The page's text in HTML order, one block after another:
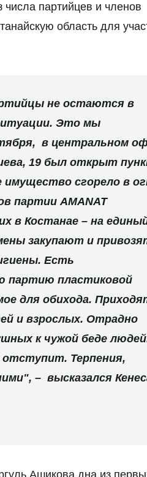
партийцев и членов
область для
не остаются в
Это мы
в центральном
19 был открыт
сгорело в
партии AMANAT
в Костанае – на
закупают и
Есть
партию пластиковой
для обихода.
и взрослых. Отрадно
к чужой беде
Терпения,
– высказался